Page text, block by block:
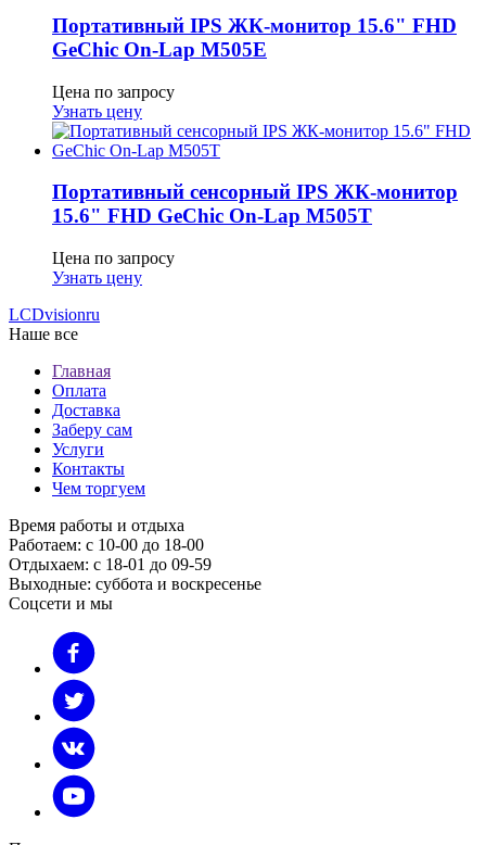
Портативный IPS ЖК-монитор 15.6" FHD
GeСhic On-Lap M505E
Цена по запросу
Узнать цену
Портативный сенсорный IPS ЖК-монитор
15.6" FHD GeСhic On-Lap M505T
Цена по запросу
Узнать цену
LCDvisionru
Наше все
Главная
Оплата
Доставка
Заберу сам
Услуги
Контакты
Чем торгуем
Время работы и отдыха
Работаем: с 10-00 до 18-00
Отдыхаем: с 18-01 до 09-59
Выходные: суббота и воскресенье
Соцсети и мы